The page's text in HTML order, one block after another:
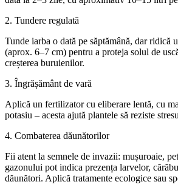
2. Tundere regulată
Tunde iarba o dată pe săptămână, dar ridică
(aprox. 6–7 cm) pentru a proteja solul de
creșterea buruienilor.
3. Îngrășământ de vară
Aplică un fertilizator cu eliberare lentă, cu
potasiu – acesta ajută plantele să reziste
4. Combaterea dăunătorilor
Fii atent la semnele de invazii: mușuroaie,
gazonului pot indica prezența larvelor,
dăunători. Aplică tratamente ecologice sau